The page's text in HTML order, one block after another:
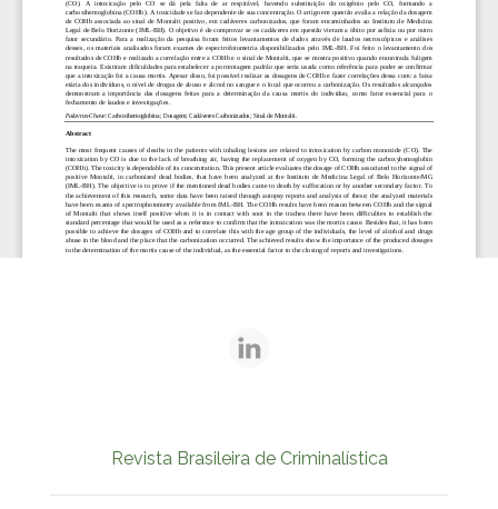
Revista Brasileira de Criminalística